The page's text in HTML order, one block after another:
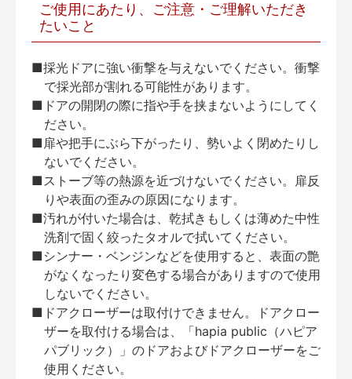
ご使用にあたり、ご注意・ご理解いただき
たいこと
■採光ドアに強い衝撃を与えないでください。衝撃
で採光部が割れる可能性があります。
■ドアの開閉の際に指や手を挟まないようにしてく
ださい。
■扉や把手にぶら下がったり、勢いよく閉めたりし
ないでください。
■ストーブ等の熱源を近づけないでください。扉反
りや表面の歪みの原因になります。
■汚れが付いた場合は、乾拭きもしくは薄めた中性
洗剤で固く絞ったタオルで拭いてください。
■シンナー・ベンジンなどを使用すると、表面の艶
がなくなったり変色する場合がありますので使用
しないでください。
■ドアクローザーは取付けできません。ドアクロー
ザーを取付ける場合は、「hapia public（ハピア
パブリック）」のドアおよびドアクローザーをご
使用ください。